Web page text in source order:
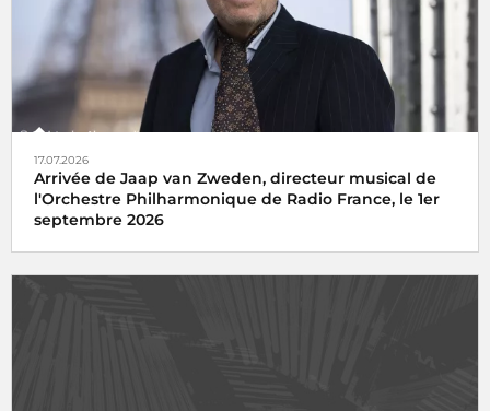
17.07.2026
Arrivée de Jaap van Zweden, directeur musical de
l'Orchestre Philharmonique de Radio France, le 1er
septembre 2026